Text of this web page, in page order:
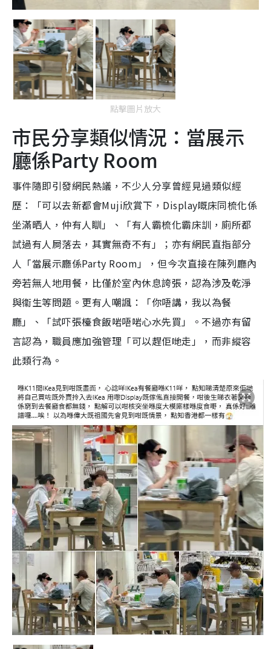
點擊圖片放大
市民分享類似情況：當展示
廳係Party Room
事件隨即引發網民熱議，不少人分享曾經見過類似經
歷：「可以去新都會Muji欣賞下，Display嘅床同梳化係
坐滿晒人，仲有人瞓」、「有人霸梳化霸床訓，廁所都
試過有人屙落去，其實無奇不有」；亦有網民直指部分
人「當展示廳係Party Room」，但今次直接在陳列廳內
旁若無人地用餐，比僅於室內休息誇張，認為涉及乾淨
與衞生等問題。更有人嘲諷：「你唔講，我以為餐
廳」、「試吓張檯食飯啱唔啱心水先買」。不過亦有留
言認為，職員應加強管理「可以趕佢哋走」，而非縱容
此類行為。